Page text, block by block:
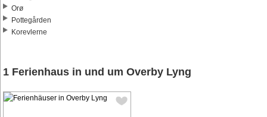
Orø
Pottegården
Korevlerne
1 Ferienhaus in und um Overby Lyng